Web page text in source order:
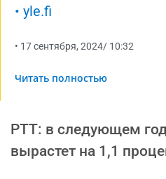
• yle.fi
• 17 сентября, 2024/ 10:32
Читать полностью
PTT: в следующем
вырастет на 1,1